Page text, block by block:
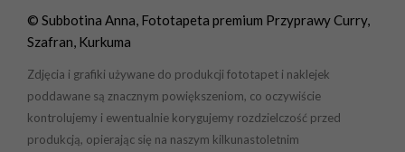
© Subbotina Anna, Fototapeta premium Przyprawy Curry,
Szafran, Kurkuma
Zdjęcia i grafiki używane do produkcji fototapet i naklejek
poddawane są znacznym powiększeniom, co oczywiście
kontrolujemy i ewentualnie korygujemy rozdzielczość przed
produkcją, opierając się na naszym kilkunastoletnim